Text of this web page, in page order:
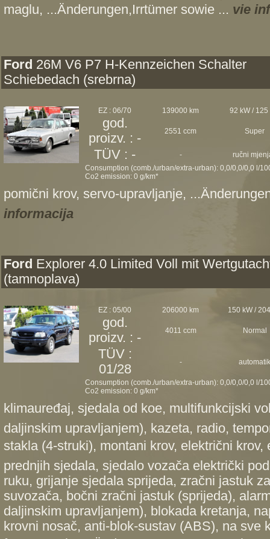
maglu, ...Änderungen,Irrtümer sowie ... vie
Ford 26M V6 P7 H-Kennzeichen Schalter
Schiebedach (srebrna)
EZ : 06/70 139000 km 92 kW / 125
god.
proizv. : -
2551 ccm Super
TÜV : - -
ručni
Consumption (comb./urban/extra-urban): 0,0/0,0/0,0 l/
Co2 emission: 0 g/km*
pomični krov, servo-upravljanje,
informacija
Ford Explorer 4.0 Limited Voll mit
(tamnoplava)
EZ : 05/00 206000 km 150 kW /
god.
proizv. : -
4011 ccm Normal
TÜV :
01/28
- automatik
Consumption (comb./urban/extra-urban): 0,0/0,0/0,0 l/
Co2 emission: 0 g/km*
klimauređaj, sjedala od koe, multifunkcijski
daljinskim upravljanjem), kazeta, radio,
stakla (4-struki), montani krov, električni krov,
prednjih sjedala, sjedalo vozača električki
ruku, grijanje sjedala sprijeda, zračni jastuk
suvozača, bočni zračni jastuk (sprijeda),
daljinskim upravljanjem), blokada kretanja,
krovni nosač, anti-blok-sustav (ABS), na sve